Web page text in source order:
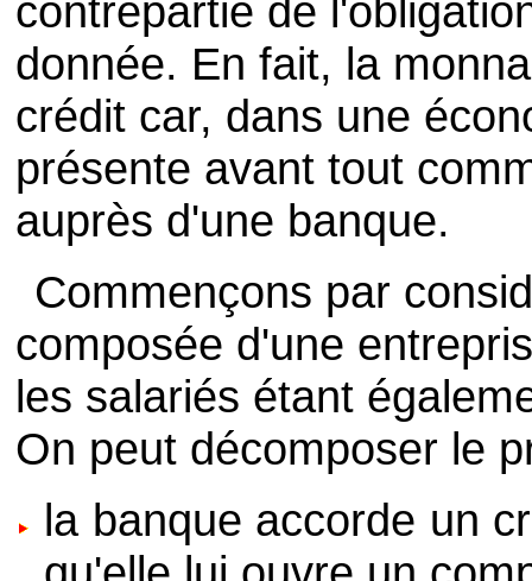
contrepartie de
donnée. En fait, la
crédit car, dans une
présente avant tout
auprès d'une banque.
Commençons par
composée d'une
les salariés étant
On peut décomposer le
la banque accorde un